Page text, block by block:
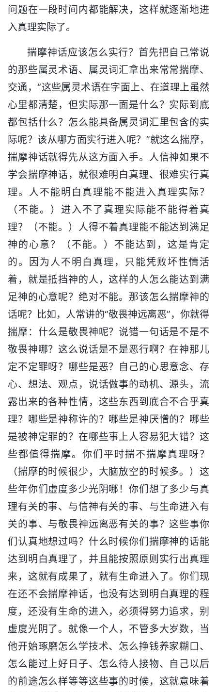
问题在一段时间内都能解决，这样就逐渐地进
入真理实际了。
揣摩神话应该怎么实行？首先把自己常说
的那些属灵术语、属灵词汇拿出来常常揣摩、
交通，“这些属灵术语在字面上、在道理上虽然
心里都清楚，但实际那一面是什么？实际到底
都包括什么？怎么能具备属灵词汇里包含的实
际呢？该从哪方面实行进入呢？”就这么揣摩，
揣摩神话就得先从这方面入手。人信神如果不
学会揣摩神话，就很难明白真理、很难实行真
理。人不能明白真理能不能进入真理实际？
（不能。）进入不了真理实际能不能得着真
理？（不能。）人得不着真理能不能达到满足
神的心意？（不能。）不能达到，这是肯定
的。因为人不明白真理，只能凭败坏性情活
着，就是抵挡神的人，这样的人怎么能达到满
足神的心意呢？绝对不能。那该怎么揣摩神的
话呢？比如，人常讲的“敬畏神远离恶”，你就得
揣摩：什么是敬畏神呢？说错一句话是不是不
敬畏神哪？这么说话是不是恶行啊？在神那儿
定不定罪呀？哪些是恶？自己的心思意念、存
心、想法、观点，说话做事的动机、源头，流
露出来的各种性情，这些东西到底合不合乎真
理？哪些是神称许的？哪些是神厌憎的？哪些
是被神定罪的？在哪些事上人容易犯大错？这
些都值得揣摩。你们平时揣不揣摩真理呀？
（揣摩的时候很少，大脑放空的时候多。）这
些年你们虚度多少光阴哪！你们想了多少与真
理有关的事、与信神有关的事、与生命进入有
关的事、与敬畏神远离恶有关的事？这些事你
们认真地想过吗？什么时候你们揣摩神的话能
达到明白真理了，并且能按照原则实行出真理
来，这就有成果了，就有生命进入了。你们现
在还不会揣摩神话，也没有达到明白真理的程
度，还没有生命的进入，必须得努力追求，别
虚度光阴了。就像一个人，不管多大岁数，当
他开始琢磨怎么学技术、怎么挣钱养家糊口、
怎么能过上好日子、怎么待人接物、自己以后
的前途怎么样等等这些事的时候，这就意味着